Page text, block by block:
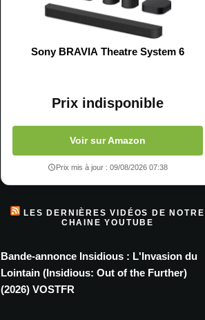
Sony BRAVIA Theatre System 6
Prix indisponible
Voir sur Amazon
Prix mis à jour : 09/08/2026 07:38
LES DERNIÈRES VIDÉOS DE NOTRE
CHAINE YOUTUBE
Bande-annonce Insidious : L'Invasion du
Lointain (Insidious: Out of the Further)
(2026) VOSTFR